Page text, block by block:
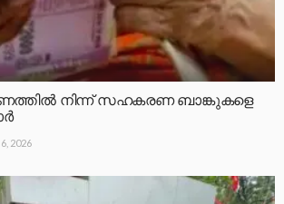
നിന്ന് സഹകരണ ബാങ്കുകളെ
2026